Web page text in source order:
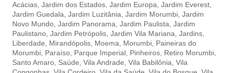
Acácias, Jardim dos Estados, Jardim Europa, Jardim Everest,
Jardim Guedala, Jardim Luzitânia, Jardim Morumbi, Jardim
Novo Mundo, Jardim Panorama, Jardim Paulista, Jardim
Paulistano, Jardim Petrópolis, Jardim Vila Mariana, Jardins,
Liberdade, Mirandópolis, Moema, Morumbi, Paineiras do
Morumbi, Paraíso, Parque Imperial, Pinheiros, Retiro Morumbi,
Santo Amaro, Saúde, Vila Andrade, Vila Babilônia, Vila